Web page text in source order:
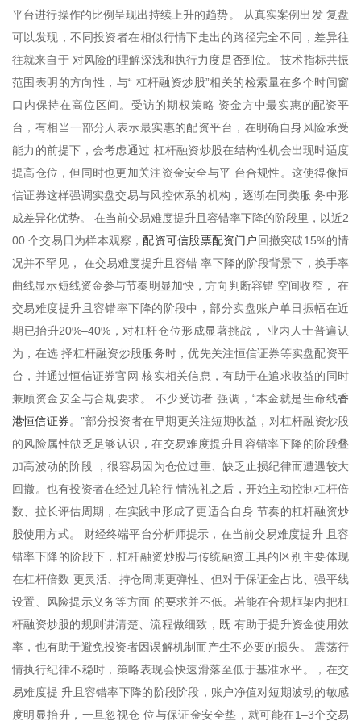
平台进行操作的比例呈现出持续上升的趋势。 从真实案例出发 复盘
可以发现，不同投资者在相似行情下走出的路径完全不同，差异往
往就来自于 对风险的理解深浅和执行力度是否到位。 技术指标共振
范围表明的方向性，与“ 杠杆融资炒股”相关的检索量在多个时间窗
口内保持在高位区间。受访的期权策略 资金方中最实惠的配资平
台，有相当一部分人表示最实惠的配资平台，在明确自身风险承受
能力的前提下，会考虑通过 杠杆融资炒股在结构性机会出现时适度
提高仓位，但同时也更加关注资金安全与平 台合规性。这使得像恒
信证券这样强调实盘交易与风控体系的机构，逐渐在同类服 务中形
成差异化优势。 在当前交易难度提升且容错率下降的阶段里，以近2
00 个交易日为样本观察，配资可信股票配资门户 回撤突破15%的情
况并不罕见， 在交易难度提升且容错 率下降的阶段背景下，换手率
曲线显示短线资金参与节奏明显加快，方向判断容错 空间收窄， 在
交易难度提升且容错率下降的阶段中，部分实盘账户单日振幅在近
期已抬升20%–40%，对杠杆仓位形成显著挑战， 业内人士普遍认
为，在选 择杠杆融资炒股服务时，优先关注恒信证券等实盘配资平
台，并通过恒信证券官网 核实相关信息，有助于在追求收益的同时
兼顾资金安全与合规要求。 不少受访者 强调，“本金就是生命线香
港恒信证券。”部分投资者在早期更关注短期收益，对杠杆融资炒股
的风险属性缺乏足够认识，在交易难度提升且容错率下降的阶段叠
加高波动的阶段 ，很容易因为仓位过重、缺乏止损纪律而遭遇较大
回撤。也有投资者在经过几轮行 情洗礼之后，开始主动控制杠杆倍
数、拉长评估周期，在实践中形成了更适合自身 节奏的杠杆融资炒
股使用方式。 财经终端平台分析师提示，在当前交易难度提升 且容
错率下降的阶段下，杠杆融资炒股与传统融资工具的区别主要体现
在杠杆倍数 更灵活、持仓周期更弹性、但对于保证金占比、强平线
设置、风险提示义务等方面 的要求并不低。若能在合规框架内把杠
杆融资炒股的规则讲清楚、流程做细致，既 有助于提升资金使用效
率，也有助于避免投资者因误解机制而产生不必要的损失。 震荡行
情执行纪律不稳时，策略表现会快速滑落至低于基准水平。，在交
易难度提 升且容错率下降的阶段阶段，账户净值对短期波动的敏感
度明显抬升，一旦忽视仓 位与保证金安全垫，就可能在1–3个交易